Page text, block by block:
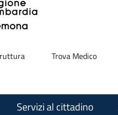
Trova Medico
Servizi al cittadino